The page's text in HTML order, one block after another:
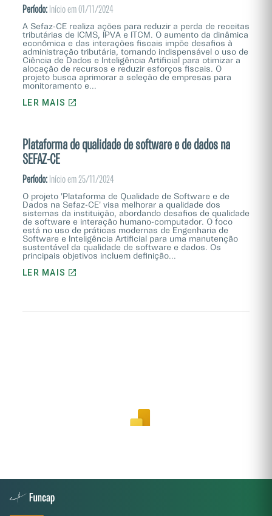
Período: Início em 01/11/2024
A Sefaz-CE realiza ações para reduzir a perda de receitas
tributárias de ICMS, IPVA e ITCM. O aumento da dinâmica
econômica e das interações fiscais impõe desafios à
administração tributária, tornando indispensável o uso de
Ciência de Dados e Inteligência Artificial para otimizar a
alocação de recursos e reduzir esforços fiscais. O
projeto busca aprimorar a seleção de empresas para
monitoramento e...
LER MAIS
Plataforma de qualidade de software e de dados na
SEFAZ-CE
Período: Início em 25/11/2024
O projeto 'Plataforma de Qualidade de Software e de
Dados na Sefaz-CE' visa melhorar a qualidade dos
sistemas da instituição, abordando desafios de qualidade
de software e interação humano-computador. O foco
está no uso de práticas modernas de Engenharia de
Software e Inteligência Artificial para uma manutenção
sustentável da qualidade de software e dados. Os
principais objetivos incluem definição...
LER MAIS